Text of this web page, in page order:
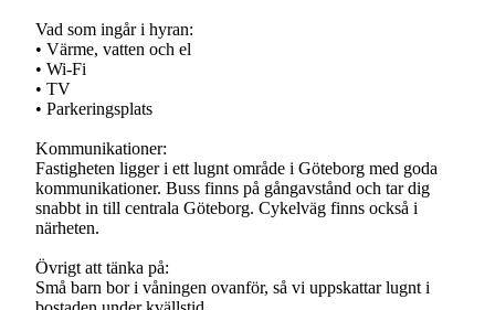
Vad som ingår i hyran:
• Värme, vatten och el
• Wi-Fi
• TV
• Parkeringsplats
Kommunikationer:
Fastigheten ligger i ett lugnt område i Göteborg med goda
kommunikationer. Buss finns på gångavstånd och tar dig
snabbt in till centrala Göteborg. Cykelväg finns också i
närheten.
Övrigt att tänka på:
Små barn bor i våningen ovanför, så vi uppskattar lugnt i